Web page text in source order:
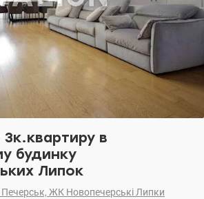
в
будинку
Липок
Печерськ, ЖК Новопечерські Липки